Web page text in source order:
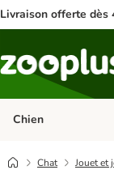
Livraison offerte dès
Chien
Chat Jouet et